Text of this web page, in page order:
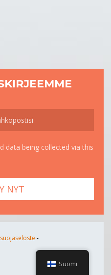
data being collected via this
-
Suomi